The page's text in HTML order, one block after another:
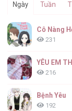
25
24
Ngày Tuần
Cô Nàng
231
YÊU EM
216
Bệnh Yêu
192